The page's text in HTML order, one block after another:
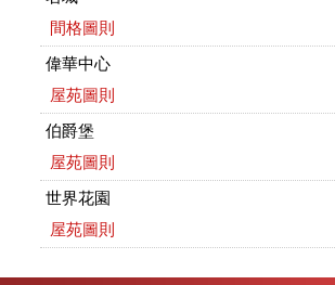
間格圖則
偉華中心
屋苑圖則
伯爵堡
屋苑圖則
世界花園
屋苑圖則